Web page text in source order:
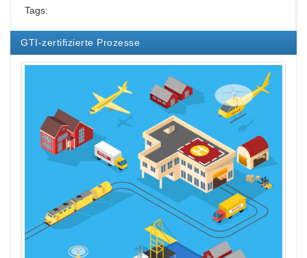
Tags:
GTI-zertifizierte Prozesse